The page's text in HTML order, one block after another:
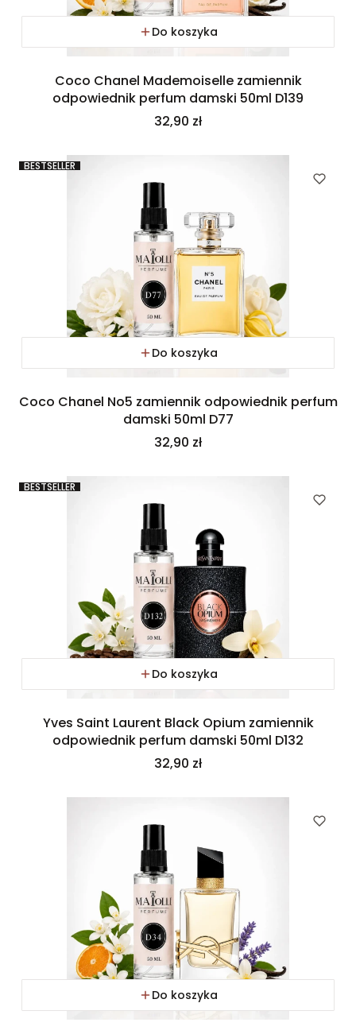
Do koszyka
Coco Chanel Mademoiselle zamiennik
odpowiednik perfum damski 50ml D139
Cena
32,90 zł
BESTSELLER
Do koszyka
Coco Chanel No5 zamiennik odpowiednik perfum
damski 50ml D77
Cena
32,90 zł
BESTSELLER
Do koszyka
Yves Saint Laurent Black Opium zamiennik
odpowiednik perfum damski 50ml D132
Cena
32,90 zł
Do koszyka